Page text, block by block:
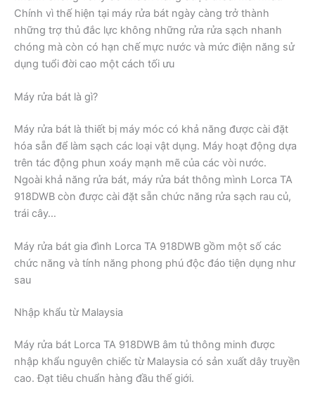
Chính vì thế hiện tại máy rửa bát ngày càng trở thành
những trợ thủ đắc lực không những rửa rửa sạch nhanh
chóng mà còn có hạn chế mực nước và mức điện năng sử
dụng tuổi đời cao một cách tối ưu
Máy rửa bát là gì?
Máy rửa bát là thiết bị máy móc có khả năng được cài đặt
hóa sẵn để làm sạch các loại vật dụng. Máy hoạt động dựa
trên tác động phun xoáy mạnh mẽ của các vòi nước.
Ngoài khả năng rửa bát, máy rửa bát thông mình Lorca TA
918DWB còn được cài đặt sẵn chức năng rửa sạch rau củ,
trái cây…
Máy rửa bát gia đình Lorca TA 918DWB gồm một số các
chức năng và tính năng phong phú độc đáo tiện dụng như
sau
Nhập khẩu từ Malaysia
Máy rửa bát Lorca TA 918DWB âm tủ thông minh được
nhập khẩu nguyên chiếc từ Malaysia có sản xuất dây truyền
cao. Đạt tiêu chuẩn hàng đầu thế giới.